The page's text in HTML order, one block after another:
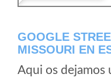
GOOGLE
MISSOURI EN
Aqui os dejamos